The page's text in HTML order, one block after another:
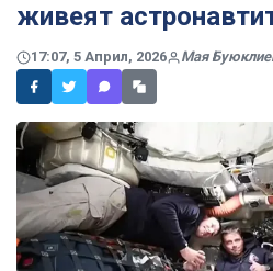
живеят
17:07, 5 Април, 2026 Мая